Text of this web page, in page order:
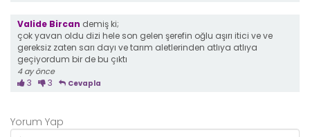
Valide Bircan demiş ki;
çok yavan oldu dizi hele son gelen şerefin oğlu aşırı itici ve ve
gereksiz zaten sarı dayı ve tarım aletlerinden atlıya atlıya
geçiyordum bir de bu çıktı
4 ay önce
3 3 Cevapla
Yorum Yap